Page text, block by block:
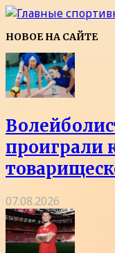
НОВОЕ НА САЙТЕ
проиграли
07.08.2026